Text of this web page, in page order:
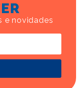
e novidades